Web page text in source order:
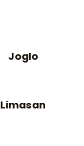
Joglo
Limasan